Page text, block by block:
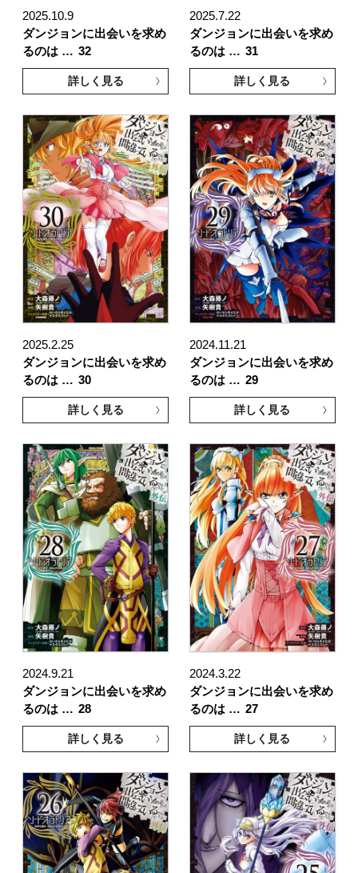
2025.10.9
ダンジョンに出会いを求め
るのは … 32
詳しく見る
2025.7.22
ダンジョンに出会いを求め
るのは … 31
詳しく見る
2025.2.25
ダンジョンに出会いを求め
るのは … 30
詳しく見る
2024.11.21
ダンジョンに出会いを求め
るのは … 29
詳しく見る
2024.9.21
ダンジョンに出会いを求め
るのは … 28
詳しく見る
2024.3.22
ダンジョンに出会いを求め
るのは … 27
詳しく見る